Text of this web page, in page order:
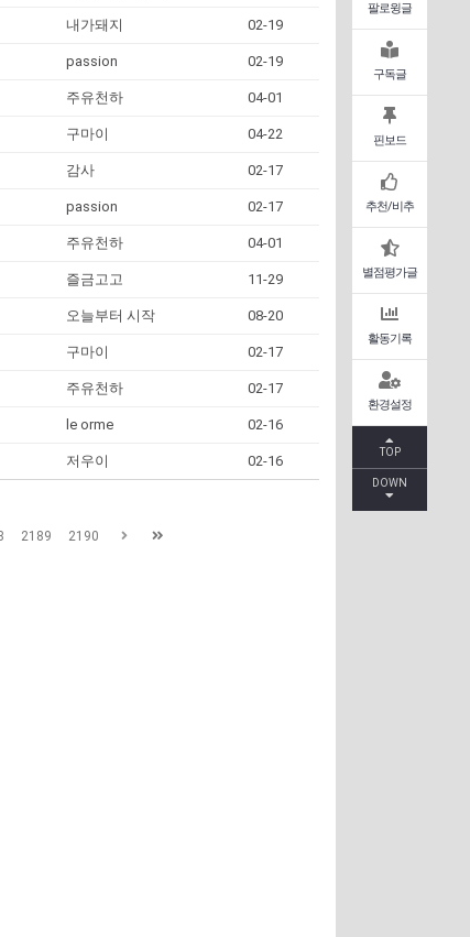
팔로윙글
구독글
핀보드
추천/비추
별점평가글
활동기록
환경설정
TOP
DOWN
내가돼지 02-19
passion 02-19
주유천하 04-01
구마이 04-22
감사 02-17
passion 02-17
주유천하 04-01
즐금고고 11-29
오늘부터 시작 08-20
구마이 02-17
주유천하 02-17
le orme 02-16
저우이 02-16
2189 2190